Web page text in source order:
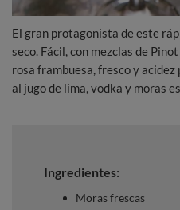
El gran protagonista de este
seco. Fácil, con mezclas de
rosa frambuesa, fresco y
al jugo de lima, vodka y moras
Ingredientes:
Moras frescas